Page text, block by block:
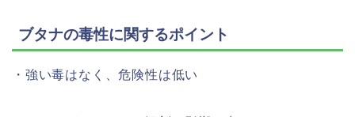
ブタナの毒性に関するポイント
・強い毒はなく、危険性は低い